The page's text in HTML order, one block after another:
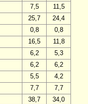
7,5
11,5
25,7
24,4
0,8
0,8
16,5
11,8
6,2
5,3
6,2
6,2
5,5
4,2
7,7
7,7
38,7
34,0